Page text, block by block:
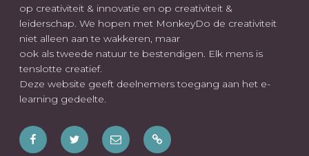
op creativiteit & innovatie en op creativiteit &
leiderschap. We hopen met MonkeyDo de creativiteit
niet alleen aan te wakkeren, maar
ook als tweede natuur te bestendigen. Elk mens is
tenslotte creatief.
Deze website geeft deelnemers toegang aan het e-
learning gedeelte.
FacebookTwitter E-
mail
Wees
ook